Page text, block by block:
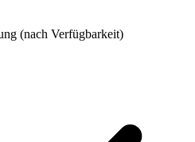
(nach Verfügbarkeit)